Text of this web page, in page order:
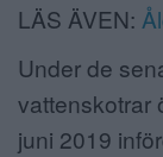
LÄS ÄVEN:
Under de
vattenskotrar
juni 2019